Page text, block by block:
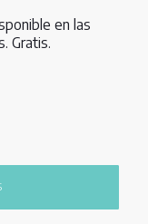
en las
Gratis.